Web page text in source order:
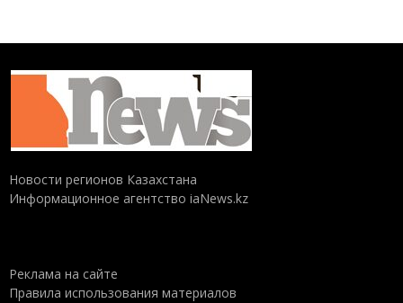
Новости регионов Казахстана
Информационное агентство iaNews.kz
Реклама на сайте
Правила использования материалов